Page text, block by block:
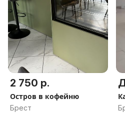
2 750 р.
Остров в кофейню
Брест